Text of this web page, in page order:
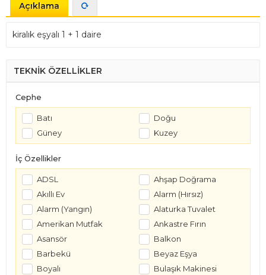
Açıklama
kiralık eşyalı 1 + 1 daire
TEKNİK ÖZELLİKLER
Cephe
Batı
Doğu
Güney
Kuzey
İç Özellikler
ADSL
Ahşap Doğrama
Akıllı Ev
Alarm (Hırsız)
Alarm (Yangın)
Alaturka Tuvalet
Amerikan Mutfak
Ankastre Fırın
Asansör
Balkon
Barbekü
Beyaz Eşya
Boyalı
Bulaşık Makinesi